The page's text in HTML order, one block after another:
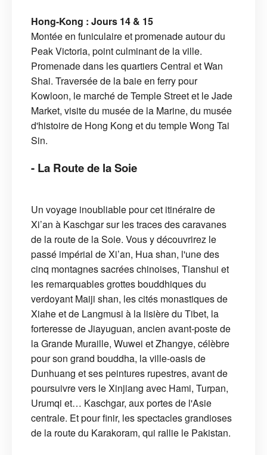
Hong-Kong : Jours 14 & 15
Montée en funiculaire et promenade autour du
Peak Victoria, point culminant de la ville.
Promenade dans les quartiers Central et Wan
Shai. Traversée de la baie en ferry pour
Kowloon, le marché de Temple Street et le Jade
Market, visite du musée de la Marine, du musée
d'histoire de Hong Kong et du temple Wong Tai
Sin.
- La Route de la Soie
Un voyage inoubliable pour cet itinéraire de
Xi’an à Kaschgar sur les traces des caravanes
de la route de la Soie. Vous y découvrirez le
passé impérial de Xi’an, Hua shan, l'une des
cinq montagnes sacrées chinoises, Tianshui et
les remarquables grottes bouddhiques du
verdoyant Maiji shan, les cités monastiques de
Xiahe et de Langmusi à la lisière du Tibet, la
forteresse de Jiayuguan, ancien avant-poste de
la Grande Muraille, Wuwei et Zhangye, célèbre
pour son grand bouddha, la ville-oasis de
Dunhuang et ses peintures rupestres, avant de
poursuivre vers le Xinjiang avec Hami, Turpan,
Urumqi et… Kaschgar, aux portes de l'Asie
centrale. Et pour finir, les spectacles grandioses
de la route du Karakoram, qui rallie le Pakistan.